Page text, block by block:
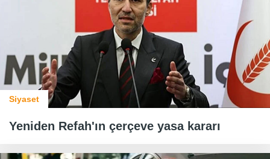
Siyaset
Yeniden Refah'ın çerçeve yasa kararı